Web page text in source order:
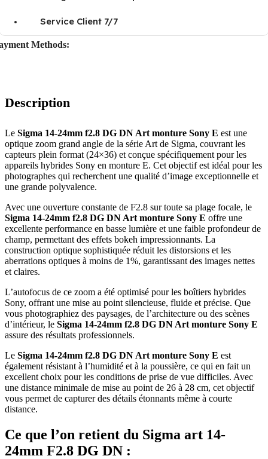
Service Client 7/7
Methods:
Description
Le Sigma 14-24mm f2.8 DG DN Art monture Sony E est une
optique zoom grand angle de la série Art de Sigma, couvrant les
capteurs plein format (24×36) et conçue spécifiquement pour les
appareils hybrides Sony en monture E. Cet objectif est idéal pour les
photographes qui recherchent une qualité d’image exceptionnelle et
une grande polyvalence.
Avec une ouverture constante de F2.8 sur toute sa plage focale, le
Sigma 14-24mm f2.8 DG DN Art monture Sony E offre une
excellente performance en basse lumière et une faible profondeur de
champ, permettant des effets bokeh impressionnants. La
construction optique sophistiquée réduit les distorsions et les
aberrations optiques à moins de 1%, garantissant des images nettes
et claires.
L’autofocus de ce zoom a été optimisé pour les boîtiers hybrides
Sony, offrant une mise au point silencieuse, fluide et précise. Que
vous photographiez des paysages, de l’architecture ou des scènes
d’intérieur, le Sigma 14-24mm f2.8 DG DN Art monture Sony E
assure des résultats professionnels.
Le Sigma 14-24mm f2.8 DG DN Art monture Sony E est
également résistant à l’humidité et à la poussière, ce qui en fait un
excellent choix pour les conditions de prise de vue difficiles. Avec
une distance minimale de mise au point de 26 à 28 cm, cet objectif
vous permet de capturer des détails étonnants même à courte
distance.
Ce que l’on retient du Sigma art 14-
24mm F2.8 DG DN :